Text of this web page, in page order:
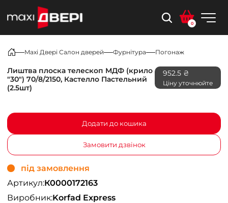
0
Maxi Двері Салон дверей Фурнітура Погонаж
Лиштва плоска телескоп МДФ (крило
"30") 70/8/2150, Кастелло Пастельний
(2.5шт)
952.5 ₴
Ціну уточнюйте
Додати до кошика
Замовити дзвінок
під замовлення
Артикул:К0000172163
Виробник:Korfad Express